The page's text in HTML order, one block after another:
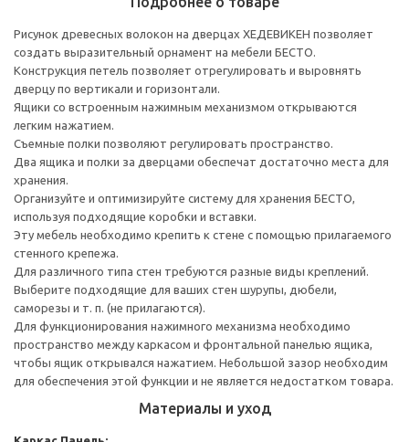
Рисунок древесных волокон на дверцах ХЕДЕВИКЕН позволяет
создать выразительный орнамент на мебели БЕСТО.
Конструкция петель позволяет отрегулировать и выровнять
дверцу по вертикали и горизонтали.
Ящики со встроенным нажимным механизмом открываются
легким нажатием.
Съемные полки позволяют регулировать пространство.
Два ящика и полки за дверцами обеспечат достаточно места для
хранения.
Организуйте и оптимизируйте систему для хранения БЕСТО,
используя подходящие коробки и вставки.
Эту мебель необходимо крепить к стене с помощью прилагаемого
стенного крепежа.
Для различного типа стен требуются разные виды креплений.
Выберите подходящие для ваших стен шурупы, дюбели,
саморезы и т. п. (не прилагаются).
Для функционирования нажимного механизма необходимо
пространство между каркасом и фронтальной панелью ящика,
чтобы ящик открывался нажатием. Небольшой зазор необходим
для обеспечения этой функции и не является недостатком товара.
Материалы и уход